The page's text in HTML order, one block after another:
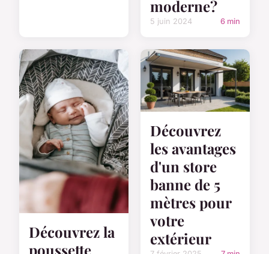
moderne?
5 juin 2024 6 min
Découvrez la
poussette
Découvrez
les avantages
d'un store
banne de 5
mètres pour
votre
extérieur